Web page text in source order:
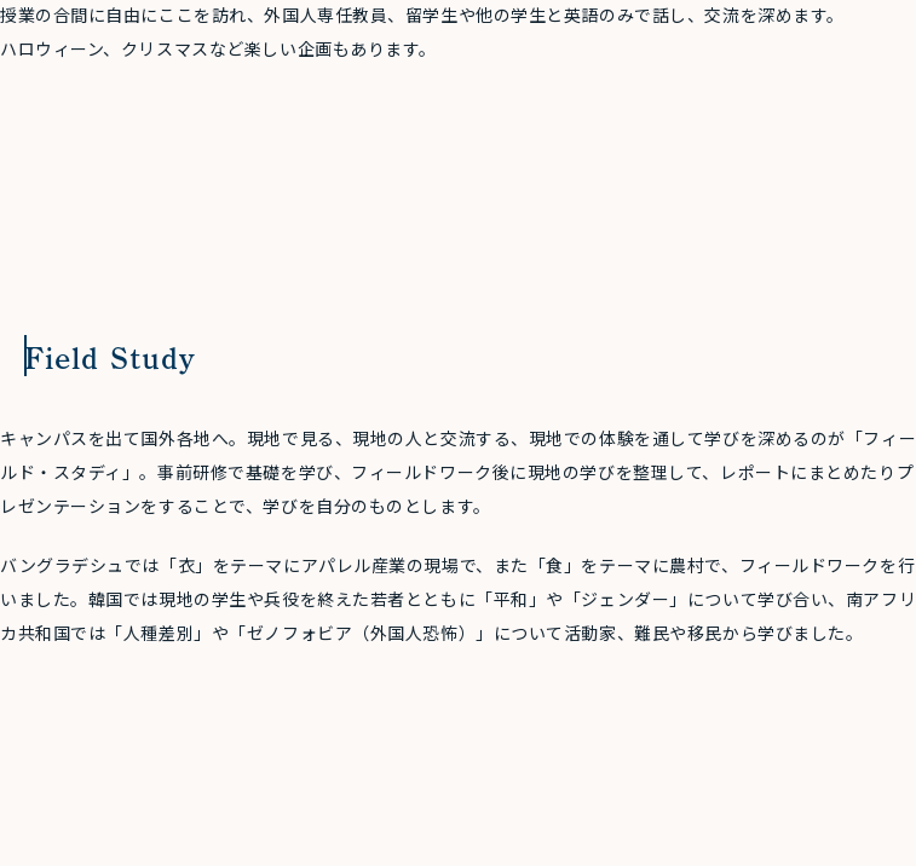
授業の合間に自由にここを訪れ、外国人専任教員、留学生や他の学生と英語のみで話し、交流を深めます。
ハロウィーン、クリスマスなど楽しい企画もあります。
Field Study
キャンパスを出て国外各地へ。現地で見る、現地の人と交流する、現地での体験を通して学びを深めるのが「フィー
ルド・スタディ」。事前研修で基礎を学び、フィールドワーク後に現地の学びを整理して、レポートにまとめたりプ
レゼンテーションをすることで、学びを自分のものとします。
バングラデシュでは「衣」をテーマにアパレル産業の現場で、また「食」をテーマに農村で、フィールドワークを行
いました。韓国では現地の学生や兵役を終えた若者とともに「平和」や「ジェンダー」について学び合い、南アフリ
カ共和国では「人種差別」や「ゼノフォビア（外国人恐怖）」について活動家、難民や移民から学びました。